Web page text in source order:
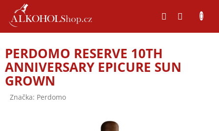
obsah
PERDOMO RESERVE 10TH
ANNIVERSARY EPICURE SUN
GROWN
Značka: Perdomo